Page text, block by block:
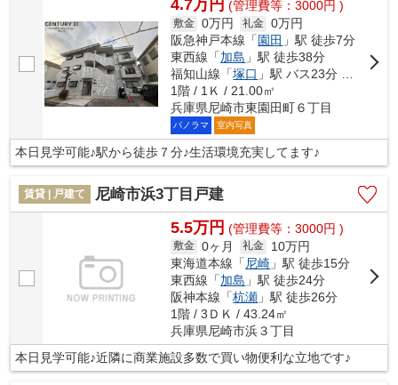
4.7万円 (管理費等：3000円 )
敷金 0万円 礼金 0万円
阪急神戸本線「園田 」駅 徒歩7分
東西線「加島 」駅 徒歩38分
福知山線「塚口 」駅 バス23分 「東園田８丁目」 停歩3分
1階 / 1Ｋ / 21.00㎡
兵庫県尼崎市東園田町６丁目
パノラマ 室内写真
本日見学可能♪駅から徒歩７分♪生活環境充実してます♪
賃貸 | 戸建て 尼崎市浜3丁目戸建
5.5万円 (管理費等：3000円 )
敷金 0ヶ月 礼金
10万円
東海道本線「 尼崎 」駅 徒歩15分
東西線「加島 」駅 徒歩24分
阪神本線「杭瀬 」駅 徒歩26分
1階 / 3ＤＫ / 43.24㎡
兵庫県尼崎市浜３丁目
本日見学可能♪近隣に商業施設多数で買い物便利な立地です♪